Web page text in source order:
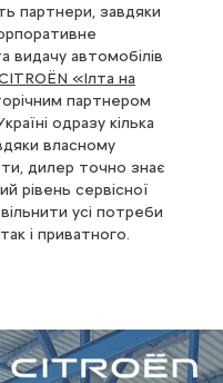
партнери, завдяки
видачу автомобілів
«Ілта на
партнером
одразу кілька
власному
дилер точно знає
рівень сервісної
усі потреби
і приватного.